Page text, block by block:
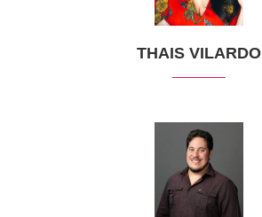
THAIS VILARDO